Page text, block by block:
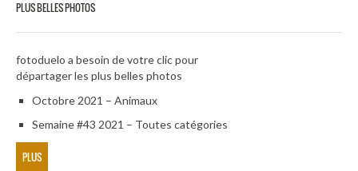
PLUS BELLES PHOTOS
fotoduelo a besoin de votre clic pour
départager les plus belles photos
Octobre 2021 – Animaux
Semaine #43 2021 – Toutes catégories
PLUS